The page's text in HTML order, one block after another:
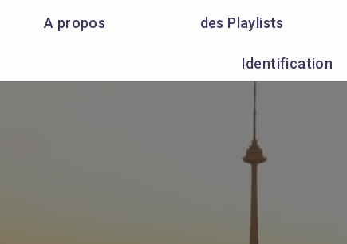
A propos des Playlists
Identification